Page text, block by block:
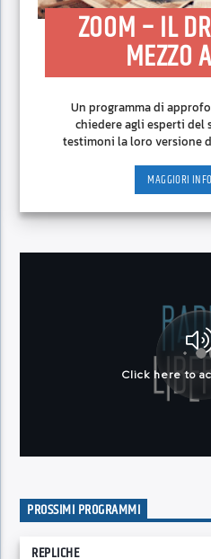
ZOOM – IL
MEZZO
Un programma di
chiedere agli esperti del
testimoni la loro versione
MAGGIORI
PROSSIMI PROGRAMMI
REPLICHE